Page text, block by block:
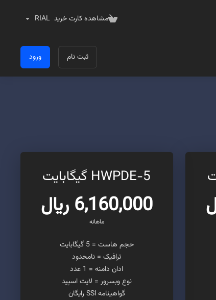
مشاهده کارت خرید RIAL
ثبت نام ورود
HWPDE-5 گیگابایت
6,160,000 ریال
ماهانه
حجم هاست = 5 گیگابایت
ترافیک = نامحدود
ادان دامنه = 1 عدد
نوع وبسرور = لایت اسپید
گواهینامه SSl رایگان